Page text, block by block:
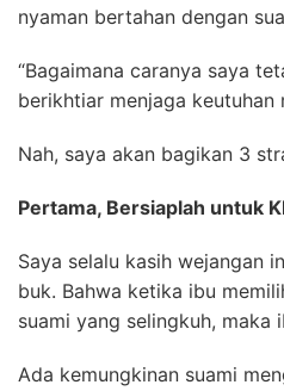
nyaman bertahan dengan
“Bagaimana caranya saya
berikhtiar menjaga keutuhan
Nah, saya akan bagikan 3
Pertama, Bersiaplah untuk
Saya selalu kasih wejangan
buk. Bahwa ketika ibu
suami yang selingkuh, maka
Ada kemungkinan suami